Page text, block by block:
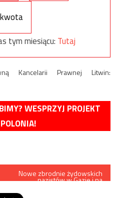
tym miesiącu: Tutaj
Kancelarii Prawnej Litwin:
WESPRZYJ PROJEKT
Nowe zbrodnie żydowskich
nazistów w Gazie i na